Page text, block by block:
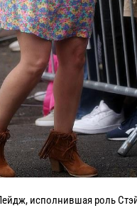
исполнившая роль